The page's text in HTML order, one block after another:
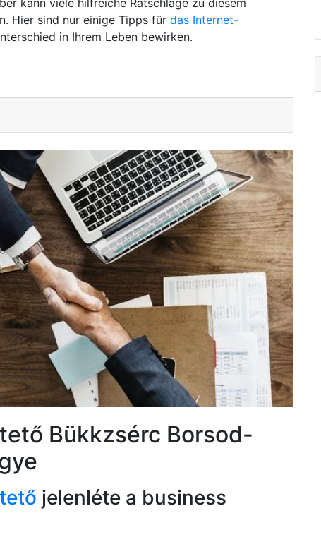
Hier sind nur einige Tipps für das Internet-
in Ihrem Leben bewirken.
Bükkzsérc Borsod-
jelenléte a business